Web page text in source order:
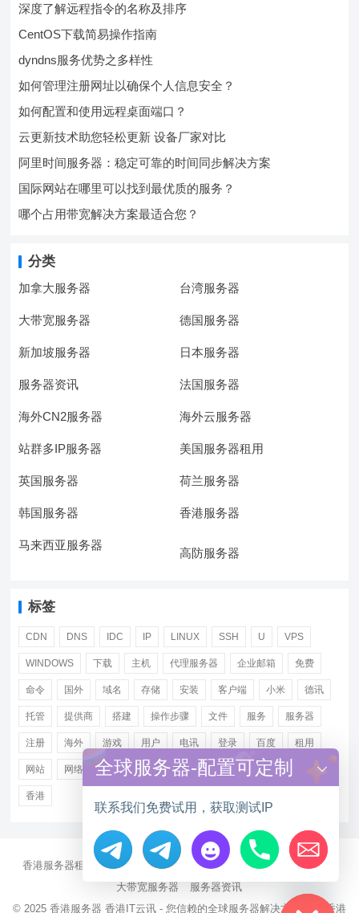
深度了解远程指令的名称及排序
CentOS下载简易操作指南
dyndns服务优势之多样性
如何管理注册网址以确保个人信息安全？
如何配置和使用远程桌面端口？
云更新技术助您轻松更新 设备厂家对比
阿里时间服务器：稳定可靠的时间同步解决方案
国际网站在哪里可以找到最优质的服务？
哪个占用带宽解决方案最适合您？
分类
加拿大服务器 台湾服务器
大带宽服务器 德国服务器
新加坡服务器 日本服务器
服务器资讯 法国服务器
海外CN2服务器 海外云服务器
站群多IP服务器 美国服务器租用
英国服务器 荷兰服务器
韩国服务器 香港服务器
马来西亚服务器
高防服务器
标签
CDN DNS IDC IP LINUX SSH U VPS
WINDOWS 下载 主机 代理服务器 企业邮箱 免费
命令 国外 域名 存储 安装 客户端 小米 德讯
托管 提供商 搭建 操作步骤 文件 服务 服务器
注册 海外 游戏 用户 电讯 登录 百度 租用
网站 网络 腾讯 虚拟主机 证书 配置 阿里
香港
香港服务器租用 海外CN2服务器 站群多IP服务器
海外云服务器
大带宽服务器
服务器资讯
© 2025 香港服务器 香港IT云讯 - 您信赖的全球服务器解决方案伙伴 香港
Hide chaty
全球服务器-配置可定制
联系我们免费试用，获取测试IP